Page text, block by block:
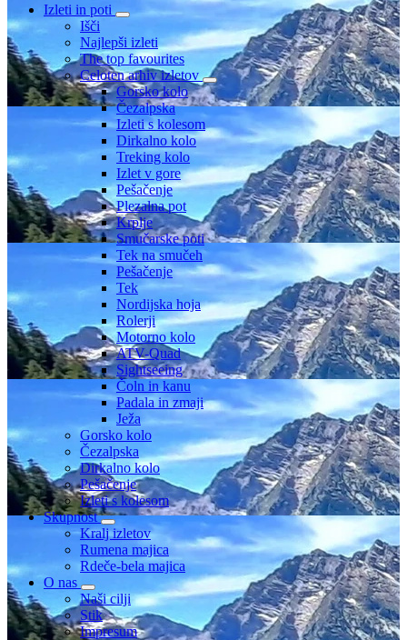
Izleti in poti
Išči
Najlepši izleti
The top favourites
Celoten arhiv izletov
Gorsko kolo
Čezalpska
Izleti s kolesom
Dirkalno kolo
Treking kolo
Izlet v gore
Pešačenje
Plezalna pot
Krplje
Smučarske poti
Tek na smučeh
Pešačenje
Tek
Nordijska hoja
Rolerji
Motorno kolo
ATV-Quad
Sightseeing
Čoln in kanu
Padala in zmaji
Ježa
Gorsko kolo
Čezalpska
Dirkalno kolo
Pešačenje
Izleti s kolesom
Skupnost
Kralj izletov
Rumena majica
Rdeče-bela majica
O nas
Naši cilji
Stik
Impresum